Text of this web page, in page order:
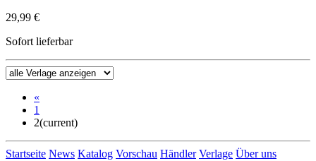
29,99 €
Sofort lieferbar
«
1
2(current)
Startseite News Katalog Vorschau Händler Verlage Über uns